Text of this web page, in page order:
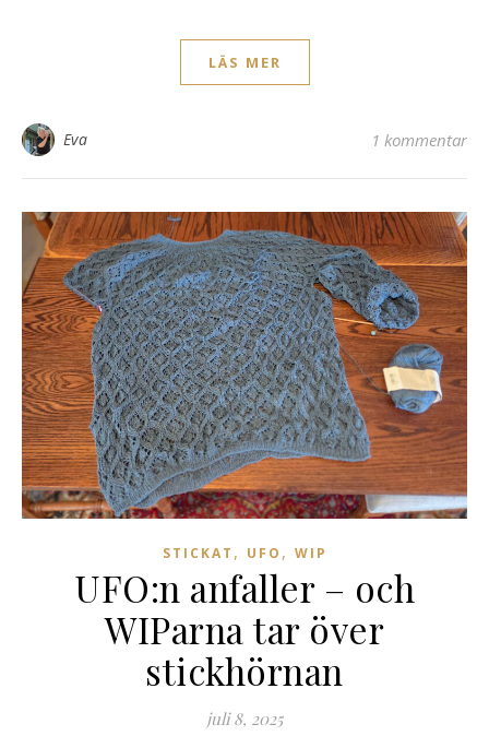
LÄS MER
Eva 1 kommentar
STICKAT , UFO , WIP
UFO:n anfaller – och
WIParna tar över
stickhörnan
juli 8, 2025